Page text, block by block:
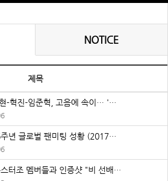
NOTICE
제목
-혁진-임준혁, 고음에 속이… '…
년 글로벌 팬미팅 성황 (2017…
터조 멤버들과 인증샷 "비 선배…